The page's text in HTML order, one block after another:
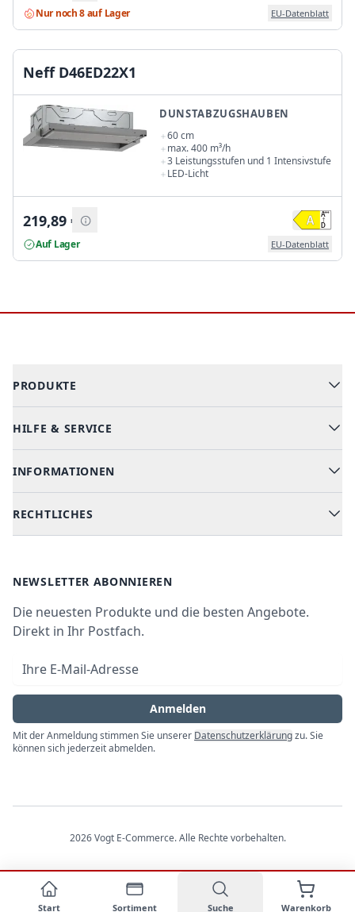
Nur noch 8 auf Lager EU-Datenblatt
Neff D46ED22X1
DUNSTABZUGSHAUBEN
60 cm
max. 400 m³/h
3 Leistungsstufen und 1 Intensivstufe
LED-Licht
219,89 €
Auf Lager EU-Datenblatt
PRODUKTE
Alle Kategorien
Kühlen & Gefrieren
HILFE & SERVICE
Hilfe & FAQ
INFORMATIONEN
Über uns
RECHTLICHES
Datenschutz
Widerrufsrecht
Impressum
NEWSLETTER ABONNIEREN
Die neuesten Produkte und die besten Angebote.
Direkt in Ihr Postfach.
E-Mail-Adresse
Anmelden
Mit der Anmeldung stimmen Sie unserer Datenschutzerklärungzu. Sie
können sich jederzeit abmelden.
2026 Vogt E-Commerce. Alle Rechte vorbehalten.
Start Sortiment Suche Warenkorb